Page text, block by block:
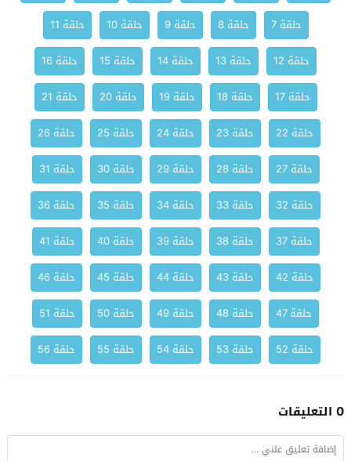
حلقة 7
حلقة 8 حلقة 9 حلقة 10
حلقة 11
حلقة 12
حلقة 13 حلقة 14 حلقة 15
حلقة 16
حلقة 17
حلقة 18 حلقة 19 حلقة 20
حلقة 21
حلقة 22
حلقة 23 حلقة 24 حلقة 25
حلقة 26
حلقة 27
حلقة 28 حلقة 29 حلقة 30
حلقة 31
حلقة 32
حلقة 33 حلقة 34 حلقة 35
حلقة 36
حلقة 37
حلقة 38 حلقة 39 حلقة 40
حلقة 41
حلقة 42
حلقة 43 حلقة 44 حلقة 45
حلقة 46
حلقة 47
حلقة 48 حلقة 49 حلقة 50
حلقة 51
حلقة 52
حلقة 53 حلقة 54 حلقة 55 حلقة 56
0 التعليقات